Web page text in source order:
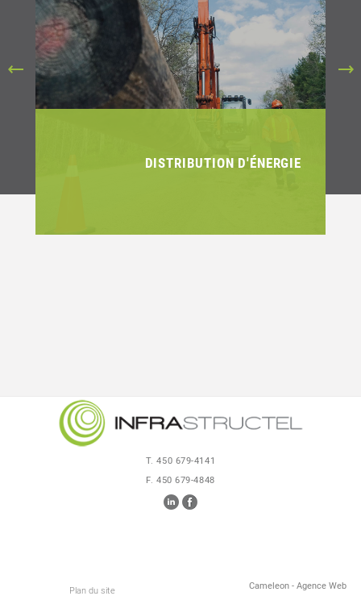
DISTRIBUTION D'ÉNERGIE
T. 450 679-4141
F. 450 679-4848
Cameleon - Agence Web
Plan du site